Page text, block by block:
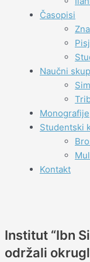
Časopisi
Naučni
Monografije
Studentski
Kontakt
Institut “Ibn
održali